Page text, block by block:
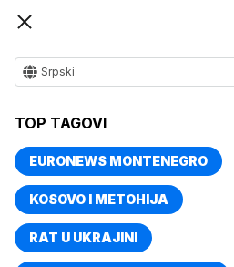
Srpski
TOP TAGOVI
EURONEWS MONTENEGRO
KOSOVO I METOHIJA
RAT U UKRAJINI
TOP
Naslovna Svet